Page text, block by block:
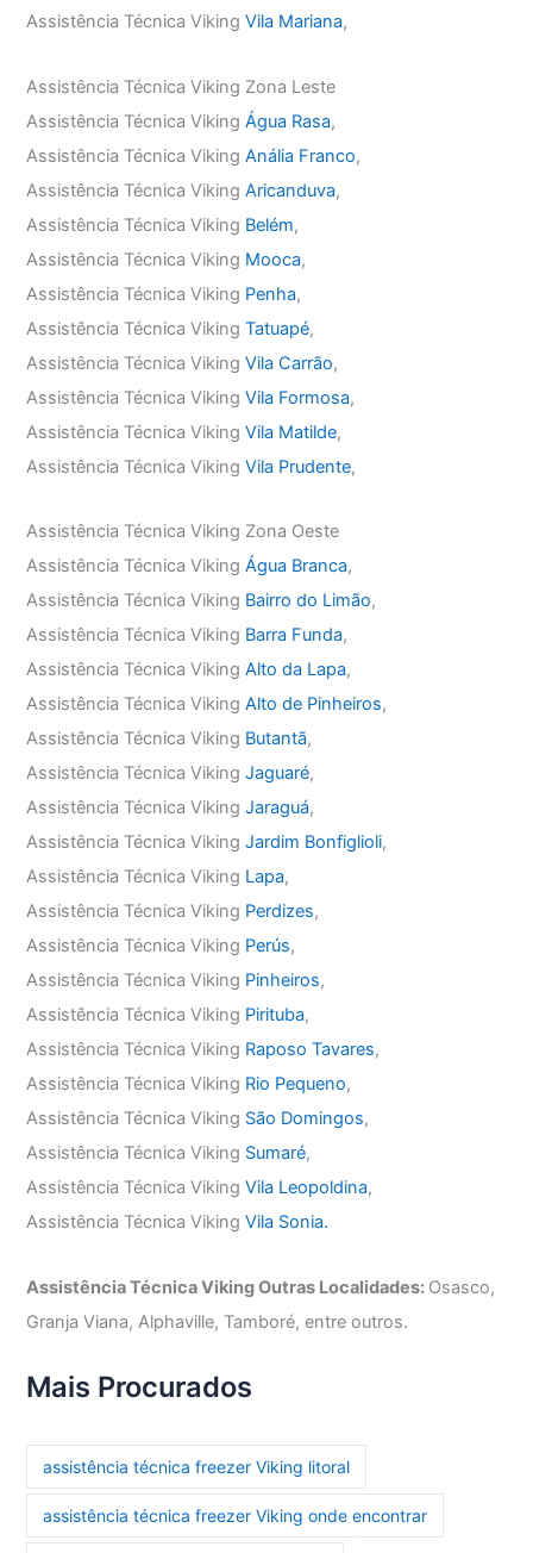
Assistência Técnica VikingVila Mariana,
Assistência Técnica Viking Zona Leste
Assistência Técnica VikingÁgua Rasa,
Assistência Técnica VikingAnália Franco,
Assistência Técnica VikingAricanduva,
Assistência Técnica Viking Belém,
Assistência Técnica Viking Mooca,
Assistência Técnica Viking Penha,
Assistência Técnica VikingTatuapé,
Assistência Técnica VikingVila Carrão,
Assistência Técnica VikingVila Formosa,
Assistência Técnica VikingVila Matilde,
Assistência Técnica VikingVila Prudente,
Assistência Técnica Viking Zona Oeste
Assistência Técnica VikingÁgua Branca,
Assistência Técnica Viking Bairro do Limão,
Assistência Técnica Viking Barra Funda,
Assistência Técnica VikingAlto da Lapa,
Assistência Técnica VikingAlto de Pinheiros,
Assistência Técnica Viking Butantã,
Assistência Técnica VikingJaguaré,
Assistência Técnica VikingJaraguá,
Assistência Técnica VikingJardim Bonfiglioli,
Assistência Técnica Viking Lapa,
Assistência Técnica Viking Perdizes,
Assistência Técnica Viking Perús,
Assistência Técnica Viking Pinheiros,
Assistência Técnica Viking Pirituba,
Assistência Técnica Viking Raposo Tavares,
Assistência Técnica Viking Rio Pequeno,
Assistência Técnica Viking São Domingos,
Assistência Técnica Viking Sumaré,
Assistência Técnica VikingVila Leopoldina,
Assistência Técnica VikingVila Sonia.
Assistência Técnica Viking Outras Localidades: Osasco,
Granja Viana, Alphaville, Tamboré, entre outros.
Mais Procurados
assistência técnica freezer Viking litoral
assistência técnica freezer Viking onde encontrar